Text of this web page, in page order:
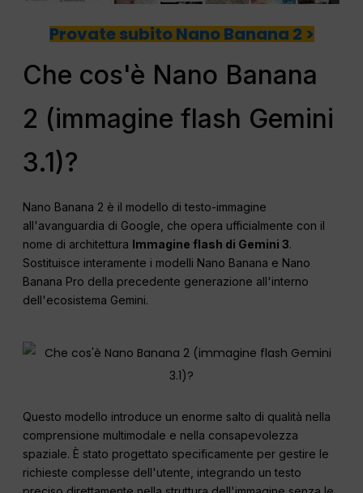
Provate subito Nano Banana 2 >
Che cos'è Nano Banana
2 (immagine flash Gemini
3.1)?
Nano Banana 2 è il modello di testo-immagine
all'avanguardia di Google, che opera ufficialmente con il
nome di architettura Immagine flash di Gemini 3.
Sostituisce interamente i modelli Nano Banana e Nano
Banana Pro della precedente generazione all'interno
dell'ecosistema Gemini.
Questo modello introduce un enorme salto di qualità nella
comprensione multimodale e nella consapevolezza
spaziale. È stato progettato specificamente per gestire le
richieste complesse dell'utente, integrando un testo